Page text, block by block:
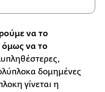
να το
να το
δομημένες
γίνεται η